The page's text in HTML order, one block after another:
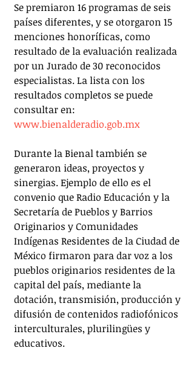
Se premiaron 16 programas de seis
países diferentes, y se otorgaron 15
menciones honoríficas, como
resultado de la evaluación realizada
por un Jurado de 30 reconocidos
especialistas. La lista con los
resultados completos se puede
consultar en:
www.bienalderadio.gob.mx
Durante la Bienal también se
generaron ideas, proyectos y
sinergias. Ejemplo de ello es el
convenio que Radio Educación y la
Secretaría de Pueblos y Barrios
Originarios y Comunidades
Indígenas Residentes de la Ciudad de
México firmaron para dar voz a los
pueblos originarios residentes de la
capital del país, mediante la
dotación, transmisión, producción y
difusión de contenidos radiofónicos
interculturales, plurilingües y
educativos.